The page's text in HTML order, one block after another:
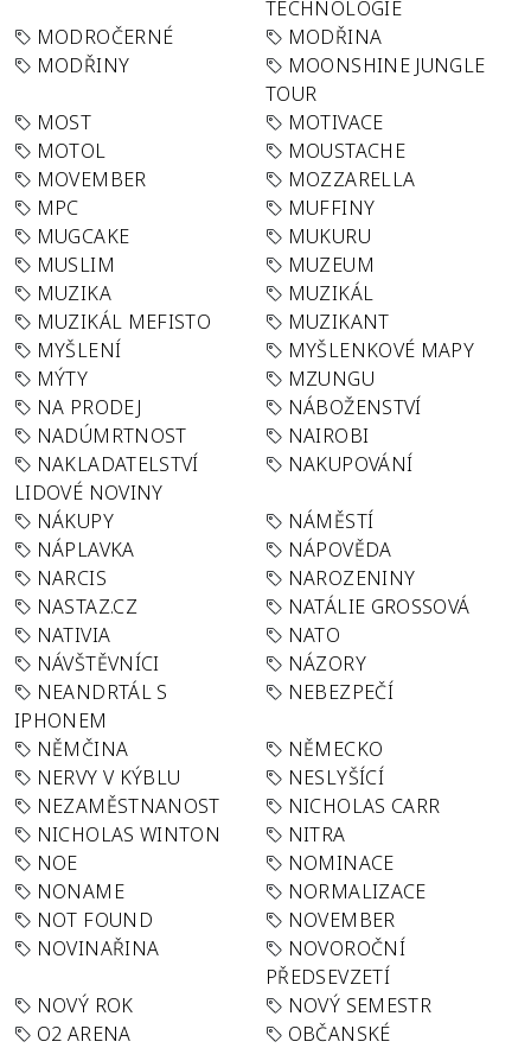
TECHNOLOGIE
MODROČERNÉ
MODŘINA
MODŘINY
MOONSHINE JUNGLE
TOUR
MOST
MOTIVACE
MOTOL
MOUSTACHE
MOVEMBER
MOZZARELLA
MPC
MUFFINY
MUGCAKE
MUKURU
MUSLIM
MUZEUM
MUZIKA
MUZIKÁL
MUZIKÁL MEFISTO
MUZIKANT
MYŠLENÍ
MYŠLENKOVÉ MAPY
MÝTY
MZUNGU
NA PRODEJ
NÁBOŽENSTVÍ
NADÚMRTNOST
NAIROBI
NAKLADATELSTVÍ
LIDOVÉ NOVINY
NAKUPOVÁNÍ
NÁKUPY
NÁMĚSTÍ
NÁPLAVKA
NÁPOVĚDA
NARCIS
NAROZENINY
NASTAZ.CZ
NATÁLIE GROSSOVÁ
NATIVIA
NATO
NÁVŠTĚVNÍCI
NÁZORY
NEANDRTÁL S
IPHONEM
NEBEZPEČÍ
NĚMČINA
NĚMECKO
NERVY V KÝBLU
NESLYŠÍCÍ
NEZAMĚSTNANOST
NICHOLAS CARR
NICHOLAS WINTON
NITRA
NOE
NOMINACE
NONAME
NORMALIZACE
NOT FOUND
NOVEMBER
NOVINAŘINA
NOVOROČNÍ
PŘEDSEVZETÍ
NOVÝ ROK
NOVÝ SEMESTR
O2 ARENA
OBČANSKÉ